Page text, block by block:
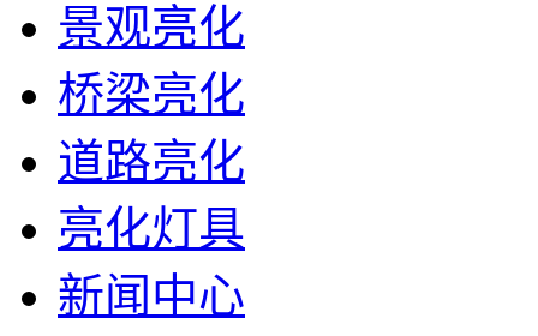
景观亮化
桥梁亮化
道路亮化
亮化灯具
新闻中心